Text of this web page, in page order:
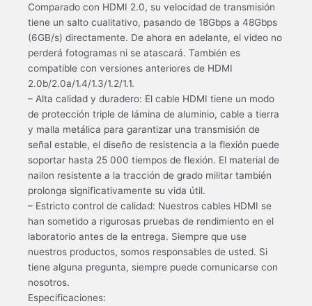
Comparado con HDMI 2.0, su velocidad de transmisión
tiene un salto cualitativo, pasando de 18Gbps a 48Gbps
(6GB/s) directamente. De ahora en adelante, el video no
perderá fotogramas ni se atascará. También es
compatible con versiones anteriores de HDMI
2.0b/2.0a/1.4/1.3/1.2/1.1.
– Alta calidad y duradero: El cable HDMI tiene un modo
de protección triple de lámina de aluminio, cable a tierra
y malla metálica para garantizar una transmisión de
señal estable, el diseño de resistencia a la flexión puede
soportar hasta 25 000 tiempos de flexión. El material de
nailon resistente a la tracción de grado militar también
prolonga significativamente su vida útil.
– Estricto control de calidad: Nuestros cables HDMI se
han sometido a rigurosas pruebas de rendimiento en el
laboratorio antes de la entrega. Siempre que use
nuestros productos, somos responsables de usted. Si
tiene alguna pregunta, siempre puede comunicarse con
nosotros.
Especificaciones: